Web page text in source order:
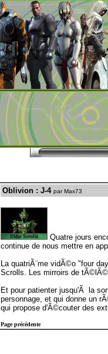
Oblivion : J-4 par Max73
Quatre jours
continue de nous mettre en
La quatriÃ¨me vidÃ©o "four
Scrolls. Les mirroirs de
Et pour patienter jusqu'Ã la
personnage, et qui donne un
qui propose d'Ã©couter des
Page précédente